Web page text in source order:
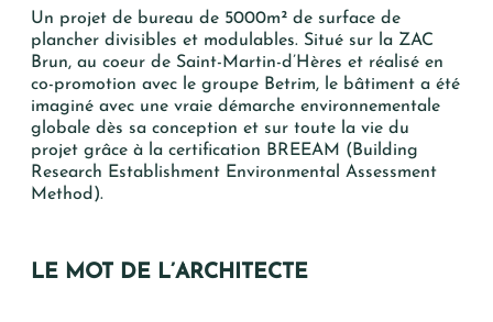
NOM*
TÉLÉPHONE
Un projet de bureau de 5000m² de surface de
plancher divisibles et modulables. Situé sur la ZAC
Brun, au coeur de Saint-Martin-d’Hères et réalisé en
co-promotion avec le groupe Betrim, le bâtiment a été
imaginé avec une vraie démarche environnementale
globale dès sa conception et sur toute la vie du
projet grâce à la certification BREEAM (Building
Research Establishment Environmental Assessment
Method).
LE MOT DE L’ARCHITECTE